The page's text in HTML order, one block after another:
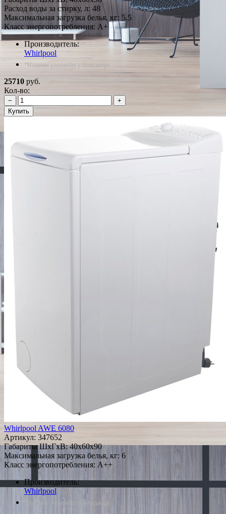
Расход воды за стирку, л: 48
Максимальная загрузка белья, кг: 5.5
Класс энергопотребления: A+
Производитель:
Whirlpool
*Наличие уточняйте у менеджера
25710 руб.
Кол-во:
−
+
Купить
Whirlpool AWE 6080
Артикул: 347652
Габариты ШxГxВ: 40x60x90
Максимальная загрузка белья, кг: 6
Класс энергопотребления: A++
Производитель:
Whirlpool
*Наличие уточняйте у менеджера